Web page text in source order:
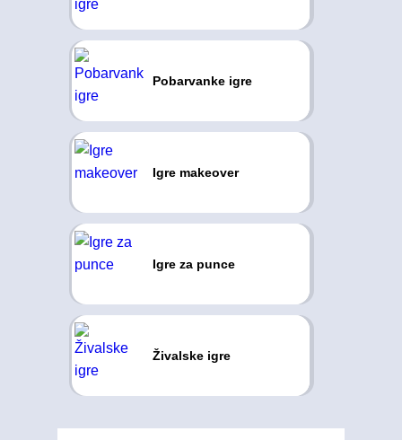
Pobarvanke igre
Igre makeover
Igre za punce
Živalske igre